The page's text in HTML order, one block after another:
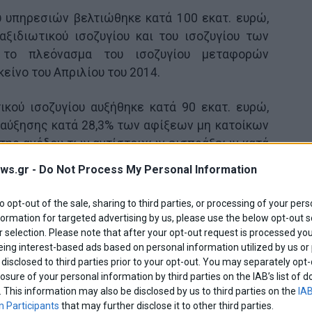
- Do Not Process My Personal Information
opt-out of the sale, sharing to third parties, or processing of your
for targeted advertising by us, please use the below opt-out
selection. Please note that after your opt-out request is processed
interest-based ads based on personal information utilized by us or
to third parties prior to your opt-out. You may separately
of your personal information by third parties on the IAB’s list of
This information may also be disclosed by us to third parties on the
Participants that may further disclose it to other third parties.
υπηρεσιών βελτιώθηκε κατά 100 εκατ. ευρώ,
ισοζυγίου και του ισοζυγίου των
πλεόνασμα του ισοζυγίου μεταφορών
του Απριλίου του 2014.
ισοζυγίου αυξήθηκε κατά 90 εκατ. ευρώ,
κατά 28,3% των αφίξεων μη κατοίκων
ανόδου των αντίστοιχων εισπράξεων κατά
των λοιπών υπηρεσιών οφείλεται στο
2014 περιλαμβάνονταν πληρωμές για
αφορούσαν το δανεισμό του Δημοσίου στο
εξελίξεις συνέβαλε θετικά και ο
των δευτερογενών εισοδημάτων, ενώ το